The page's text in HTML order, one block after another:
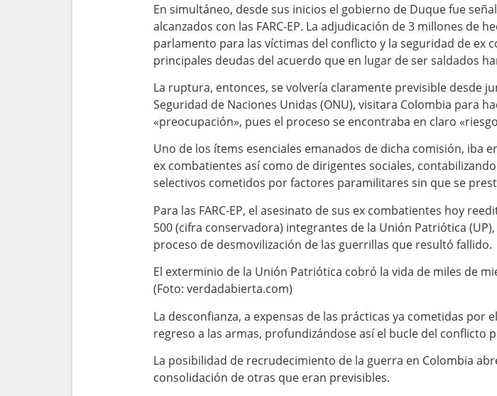
En simultáneo, desde sus inicios el gobierno de Duque fue
alcanzados con las FARC-EP. La adjudicación de 3 millones de
parlamento para las víctimas del conflicto y la seguridad de ex
principales deudas del acuerdo que en lugar de ser saldados
La ruptura, entonces, se volvería claramente previsible desde
Seguridad de Naciones Unidas (ONU), visitara Colombia para
«preocupación», pues el proceso se encontraba en claro
Uno de los ítems esenciales emanados de dicha comisión, iba
ex combatientes así como de dirigentes sociales,
selectivos cometidos por factores paramilitares sin que se
Para las FARC-EP, el asesinato de sus ex combatientes hoy
500 (cifra conservadora) integrantes de la Unión Patriótica
proceso de desmovilización de las guerrillas que resultó fallido.
El exterminio de la Unión Patriótica cobró la vida de miles de
(Foto: verdadabierta.com)
La desconfianza, a expensas de las prácticas ya cometidas por
regreso a las armas, profundizándose así el bucle del conflicto
La posibilidad de recrudecimiento de la guerra en Colombia
consolidación de otras que eran previsibles.